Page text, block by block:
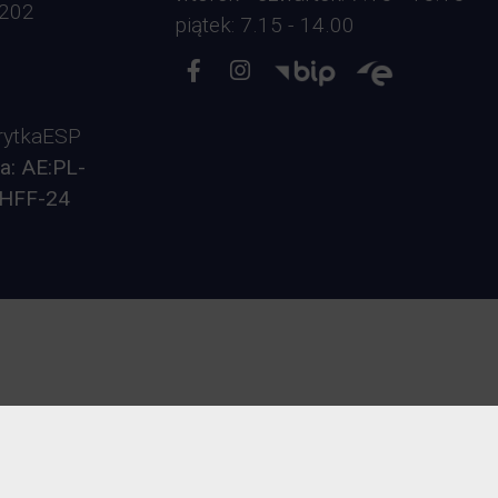
AE:PL-
24
piątek: 7.15 - 14.00
Opieka nad zwierzętami bezdomnymi
ROZKŁAD JAZDY AUTOBUSÓW – KOMUNIKACJA